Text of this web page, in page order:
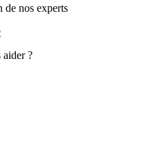
de nos experts
aider ?